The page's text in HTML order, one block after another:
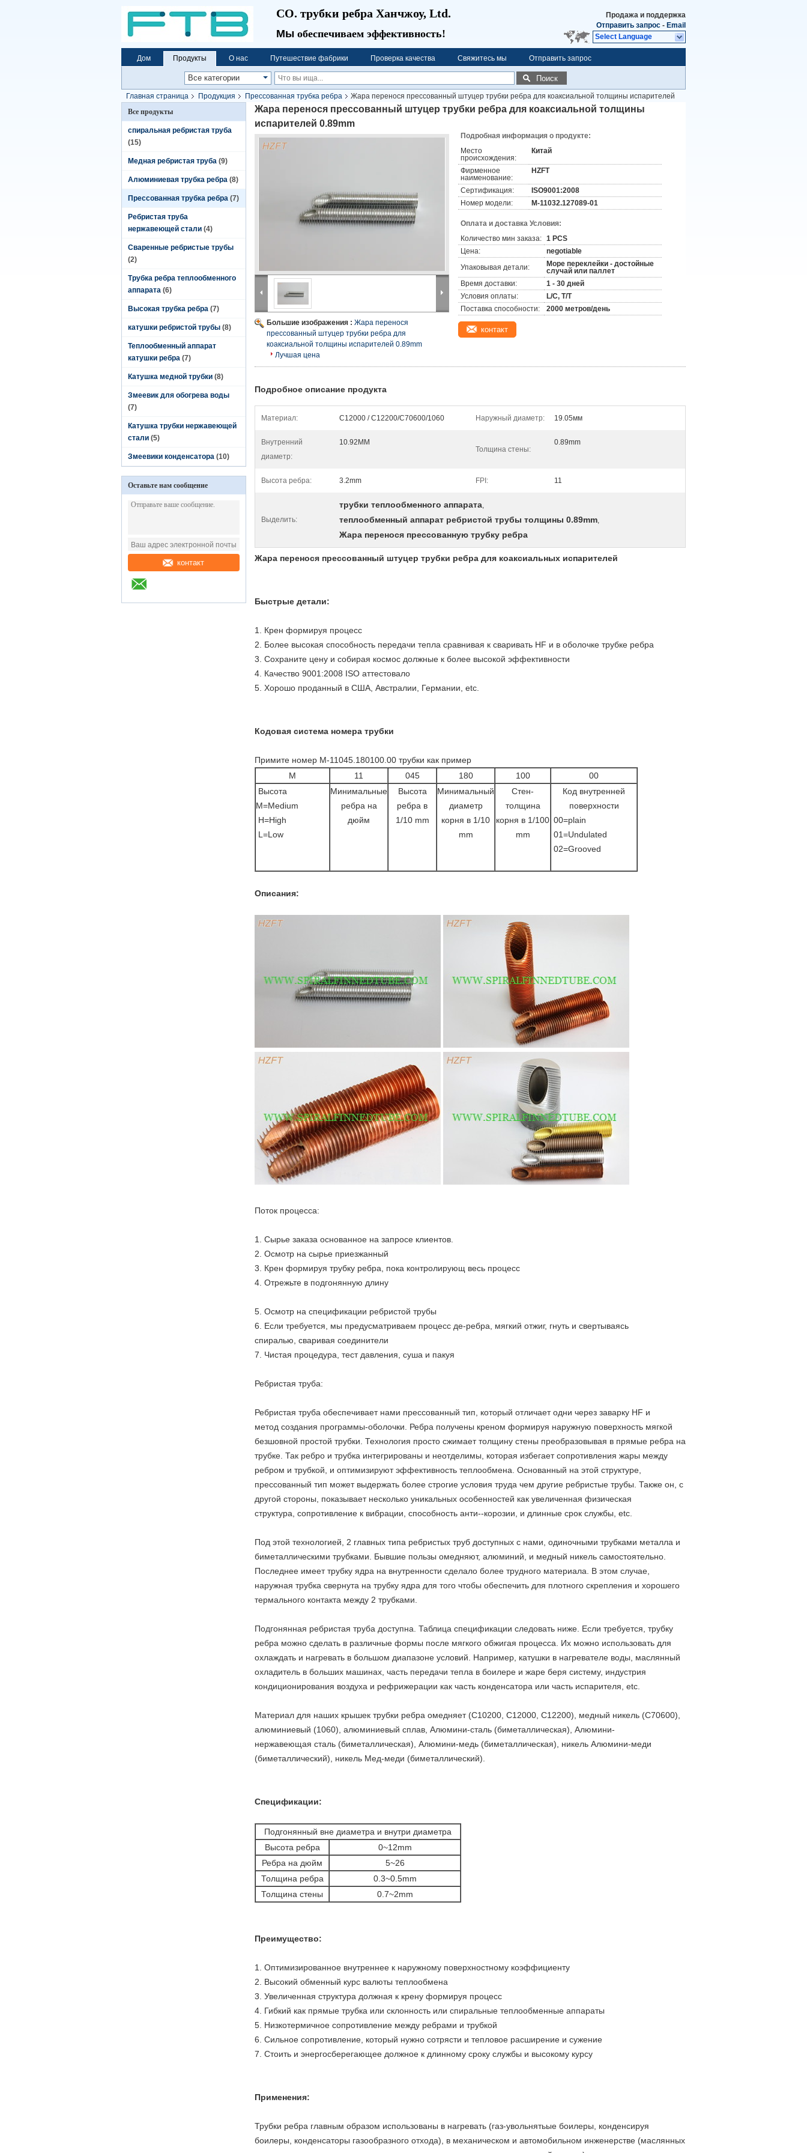
CO. трубки ребра Ханчжоу, Ltd.
Мы обеспечиваем эффективность!
Продажа и поддержка
Отправить запрос - Email
Select Language
Дом Продукты О нас Путешествие фабрики Проверка качества Свяжитесь мы Отправить запрос
Поиск
Главная страница Продукция Прессованная трубка ребра
Жара перенося прессованный штуцер трубки ребра для коаксиальной толщины испарителей
0.89mm
Все продукты
спиральная ребристая труба
(15)
Медная ребристая труба (9)
Алюминиевая трубка ребра (8)
Прессованная трубка ребра (7)
Ребристая труба
нержавеющей стали (4)
Сваренные ребристые трубы
(2)
Трубка ребра теплообменного
аппарата (6)
Высокая трубка ребра (7)
катушки ребристой трубы (8)
Теплообменный аппарат
катушки ребра (7)
Катушка медной трубки (8)
Змеевик для обогрева воды
(7)
Катушка трубки нержавеющей
стали (5)
Змеевики конденсатора (10)
Оставьте нам сообщение
контакт
Жара перенося прессованный штуцер трубки ребра для коаксиальной толщины
испарителей 0.89mm
Большие изображения : Жара перенося
прессованный штуцер трубки ребра для
коаксиальной толщины испарителей 0.89mm
Лучшая цена
Подробная информация о продукте:
Место
происхождения:
Китай
Фирменное
наименование:
HZFT
Сертификация:
ISO9001:2008
Номер модели:
M-11032.127089-01
Оплата и доставка Условия:
Количество мин заказа: 1 PCS
Цена:
negotiable
Упаковывая детали:
Море переклейки - достойные
случай или паллет
Время доставки:
1 - 30 дней
Условия оплаты:
L/C, T/T
Поставка способности:
2000 метров/день
контакт
Подробное описание продукта
Материал: C12000 / C12200/C70600/1060 Наружный диаметр: 19.05мм
Внутренний
диаметр:
10.92MM
Толщина стены:
0.89mm
Высота ребра: 3.2mm FPI: 11
Выделить:
трубки теплообменного аппарата,
теплообменный аппарат ребристой трубы толщины 0.89mm,
Жара перенося прессованную трубку ребра
Жара перенося прессованный штуцер трубки ребра для коаксиальных испарителей
Быстрые детали:
1. Крен формируя процесс
2. Более высокая способность передачи тепла сравнивая к сваривать HF и в оболочке трубке ребра
3. Сохраните цену и собирая космос должные к более высокой эффективности
4. Качество 9001:2008 ISO аттестовало
5. Хорошо проданный в США, Австралии, Германии, etc.
Кодовая система номера трубки
Примите номер M-11045.180100.00 трубки как пример
M
11 045 180 100
00
Высота
M=Medium
H=High
L=Low
Минимальные
ребра на
дюйм
Высота
ребра в
1/10 mm
Минимальный
диаметр
корня в 1/10
mm
Стен-
толщина
корня в 1/100
mm
Код внутренней
поверхности
00=plain
01=Undulated
02=Grooved
Описания:
Поток процесса:
1. Сырье заказа основанное на запросе клиентов.
2. Осмотр на сырье приезжанный
3. Крен формируя трубку ребра, пока контролирующ весь процесс
4. Отрежьте в подгонянную длину
5. Осмотр на спецификации ребристой трубы
6. Если требуется, мы предусматриваем процесс де-ребра, мягкий отжиг, гнуть и свертываясь
спиралью, сваривая соединители
7. Чистая процедура, тест давления, суша и пакуя
Ребристая труба:
Ребристая труба обеспечивает нами прессованный тип, который отличает одни через заварку HF и
метод создания программы-оболочки. Ребра получены креном формируя наружную поверхность мягкой
безшовной простой трубки. Технология просто сжимает толщину стены преобразовывая в прямые ребра на
трубке. Так ребро и трубка интегрированы и неотделимы, которая избегает сопротивления жары между
ребром и трубкой, и оптимизируют эффективность теплообмена. Основанный на этой структуре,
прессованный тип может выдержать более строгие условия труда чем другие ребристые трубы. Также он, с
другой стороны, показывает несколько уникальных особенностей как увеличенная физическая
структура, сопротивление к вибрации, способность анти--корозии, и длинные срок службы, etc.
Под этой технологией, 2 главных типа ребристых труб доступных с нами, одиночными трубками металла и
биметаллическими трубками. Бывшие пользы омедняют, алюминий, и медный никель самостоятельно.
Последнее имеет трубку ядра на внутренности сделало более трудного материала. В этом случае,
наружная трубка свернута на трубку ядра для того чтобы обеспечить для плотного скрепления и хорошего
термального контакта между 2 трубками.
Подгонянная ребристая труба доступна. Таблица спецификации следовать ниже. Если требуется, трубку
ребра можно сделать в различные формы после мягкого обжигая процесса. Их можно использовать для
охлаждать и нагревать в большом диапазоне условий. Например, катушки в нагревателе воды, маслянный
охладитель в больших машинах, часть передачи тепла в боилере и жаре беря систему, индустрия
кондиционирования воздуха и рефрижерации как часть конденсатора или часть испарителя, etc.
Материал для наших крышек трубки ребра омедняет (C10200, C12000, C12200), медный никель (C70600),
алюминиевый (1060), алюминиевый сплав, Алюмини-сталь (биметаллическая), Алюмини-
нержавеющая сталь (биметаллическая), Алюмини-медь (биметаллическая), никель Алюмини-меди
(биметаллический), никель Мед-меди (биметаллический).
Спецификации:
Подгонянный вне диаметра и внутри диаметра
Высота ребра
0~12mm
Ребра на дюйм
5~26
Толщина ребра
0.3~0.5mm
Толщина стены
0.7~2mm
Преимущество:
1. Оптимизированное внутреннее к наружному поверхностному коэффициенту
2. Высокий обменный курс валюты теплообмена
3. Увеличенная структура должная к крену формируя процесс
4. Гибкий как прямые трубка или склонность или спиральные теплообменные аппараты
5. Низкотермичное сопротивление между ребрами и трубкой
6. Сильное сопротивление, который нужно сотрясти и тепловое расширение и сужение
7. Стоить и энергосберегающее должное к длинному сроку службы и высокому курсу
Применения:
Трубки ребра главным образом использованы в нагревать (газ-увольнятьые боилеры, конденсируя
боилеры, конденсаторы газообразного отхода), в механическом и автомобильном инженерстве (маслянных